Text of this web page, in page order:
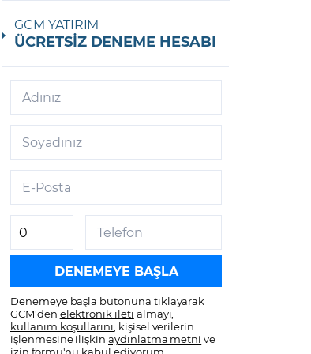
-
TCELL
GCM YATIRIM
ÜCRETSİZ DENEME HESABI
Adınız
Soyadınız
E-Posta
Telefon
Denemeye başla butonuna tıklayarak
GCM'den elektronik ileti almayı,
kullanım koşullarını , kişisel verilerin
işlenmesine ilişkin aydınlatma metni ve
izin formu'nu kabul ediyorum.